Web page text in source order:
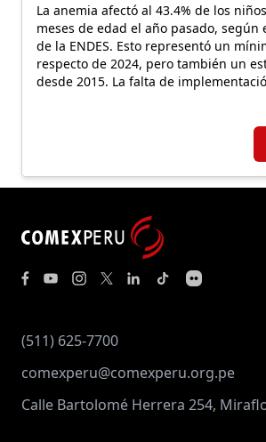
La anemia afectó al 43.4% de los
meses de edad el año pasado, según
de la ENDES. Esto representó un
respecto de 2024, pero también un
desde 2015. La falta de
(511) 625-7700
comexperu@comexperu.org.pe
Calle Bartolomé Herrera 254,